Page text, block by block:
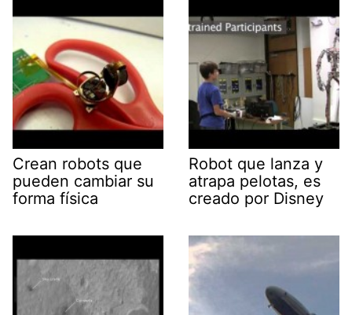
Crean robots que
pueden cambiar su
forma física
Robot que lanza y
atrapa pelotas, es
creado por Disney